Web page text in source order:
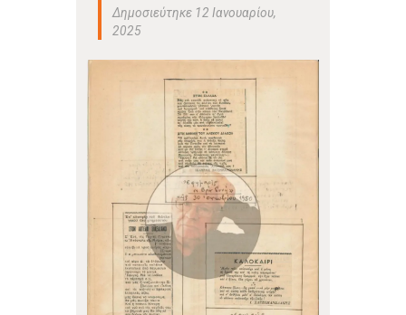
Δημοσιεύτηκε 12 Ιανουαρίου,
2025